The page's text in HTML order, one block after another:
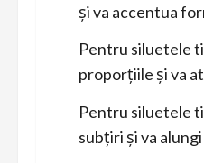
și va accentua
Pentru siluetele
proporțiile și va
Pentru siluetele
subțiri și va